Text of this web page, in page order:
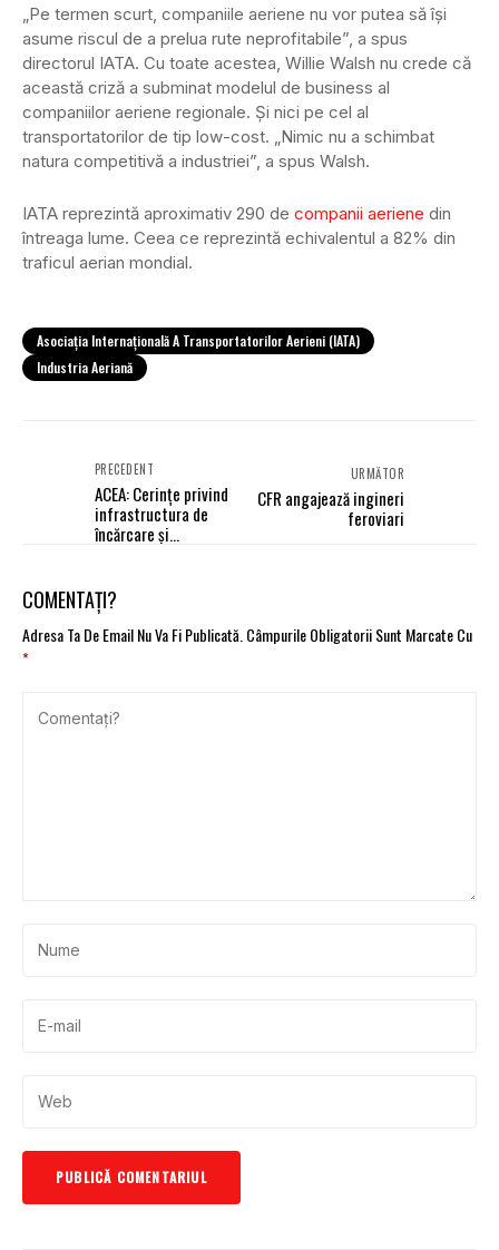
„Pe termen scurt, companiile aeriene nu vor putea să îşi
asume riscul de a prelua rute neprofitabile”, a spus
directorul IATA. Cu toate acestea, Willie Walsh nu crede că
această criză a subminat modelul de business al
companiilor aeriene regionale. Și nici pe cel al
transportatorilor de tip low-cost. „Nimic nu a schimbat
natura competitivă a industriei”, a spus Walsh.
IATA reprezintă aproximativ 290 de companii aeriene din
întreaga lume. Ceea ce reprezintă echivalentul a 82% din
traficul aerian mondial.
Asociaţia Internaţională A Transportatorilor Aerieni (IATA)
Industria Aeriană
PRECEDENT
ACEA: Cerințe privind
infrastructura de
încărcare și
URMĂTOR
CFR angajează ingineri
feroviari
COMENTAȚI?
Adresa Ta De Email Nu Va Fi Publicată. Câmpurile Obligatorii Sunt Marcate Cu
*